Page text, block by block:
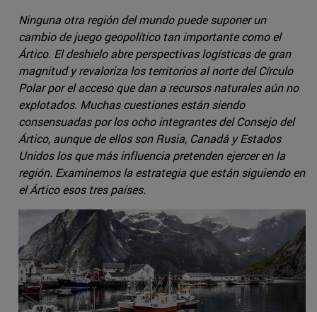
Ninguna otra región del mundo puede suponer un
cambio de juego geopolítico tan importante como el
Ártico. El deshielo abre perspectivas logísticas de gran
magnitud y revaloriza los territorios al norte del Círculo
Polar por el acceso que dan a recursos naturales aún no
explotados. Muchas cuestiones están siendo
consensuadas por los ocho integrantes del Consejo del
Ártico, aunque de ellos son Rusia, Canadá y Estados
Unidos los que más influencia pretenden ejercer en la
región. Examinemos la estrategia que están siguiendo en
el Ártico esos tres países.